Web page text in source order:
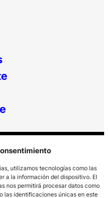
utilizamos tecnologías como las
a la información del dispositivo. El
nos permitirá procesar datos como
las identificaciones únicas en este